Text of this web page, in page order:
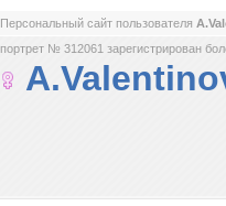
Персональный сайт пользователя
портрет № 312061 зарегистрирован